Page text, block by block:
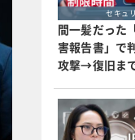
セキュ
間一髪だった
害報告書」で
攻撃→復旧ま